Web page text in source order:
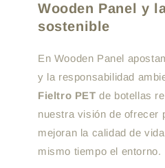
Wooden Panel y
sostenible
En Wooden Panel
y la responsabilidad
Fieltro PET de botellas
nuestra visión de ofrecer
mejoran la calidad de
mismo tiempo el entorno.